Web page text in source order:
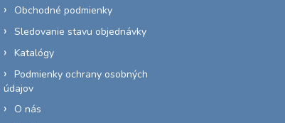
Obchodné podmienky
Sledovanie stavu objednávky
Katalógy
Podmienky ochrany osobných
údajov
O nás